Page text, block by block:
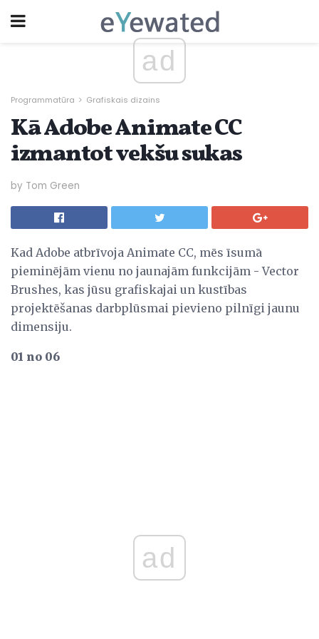
ad
Programmatūra Grafiskais dizains
Kā Adobe Animate CC
izmantot vekšu sukas
by Tom Green
Kad Adobe atbrīvoja Animate CC, mēs īsumā
pieminējām vienu no jaunajām funkcijām - Vector
Brushes, kas jūsu grafiskajai un kustības
projektēšanas darbplūsmai pievieno pilnīgi jaunu
dimensiju.
01 no 06
ad